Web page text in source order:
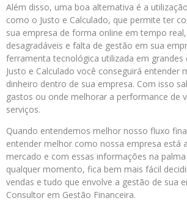
Além disso, uma boa alternativa é a
como o Justo e Calculado, que permite ter
sua empresa de forma online em tempo
desagradáveis e falta de gestão em sua
ferramenta tecnológica utilizada em grandes
Justo e Calculado você conseguirá entender
dinheiro dentro de sua empresa. Com isso
gastos ou onde melhorar a performance de
serviços.
Quando entendemos melhor nosso fluxo
entender melhor como nossa empresa está
mercado e com essas informações na
qualquer momento, fica bem mais fácil
vendas e tudo que envolve a gestão de sua
Consultor em Gestão Financeira.